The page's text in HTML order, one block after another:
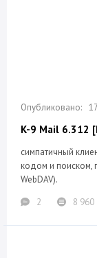
K-9 Mail 6.312
симпатичный
кодом и поиском,
WebDAV).
2
8 960